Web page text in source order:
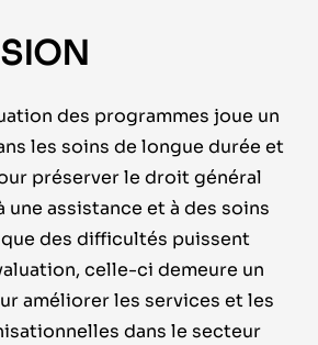
des programmes joue un
les soins de longue durée et
préserver le droit général
une assistance et à des soins
des difficultés puissent
celle-ci demeure un
améliorer les services et les
dans le secteur